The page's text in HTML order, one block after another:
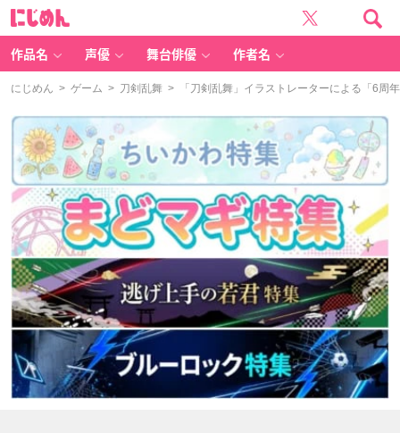
作品名 声優 舞台俳優 作者名
にじめん > ゲーム > 刀剣乱舞 > 「刀剣乱舞」イラストレーターによる「6周